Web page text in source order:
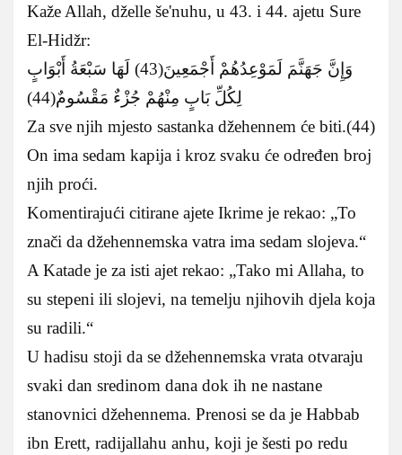
Kaže Allah, dželle še'nuhu, u 43. i 44. ajetu Sure
El-Hidžr:
وَإِنَّ جَهَنَّمَ لَمَوْعِدُهُمْ أَجْمَعِينَ(43) لَهَا سَبْعَةُ أَبْوَابٍ
لِكُلِّ بَابٍ مِنْهُمْ جُزْءٌ مَقْسُومٌ(44)
Za sve njih mjesto sastanka džehennem će biti.(44)
On ima sedam kapija i kroz svaku će određen broj
njih proći.
Komentirajući citirane ajete Ikrime je rekao: „To
znači da džehennemska vatra ima sedam slojeva.“
A Katade je za isti ajet rekao: „Tako mi Allaha, to
su stepeni ili slojevi, na temelju njihovih djela koja
su radili.“
U hadisu stoji da se džehennemska vrata otvaraju
svaki dan sredinom dana dok ih ne nastane
stanovnici džehennema. Prenosi se da je Habbab
ibn Erett, radijallahu anhu, koji je šesti po redu